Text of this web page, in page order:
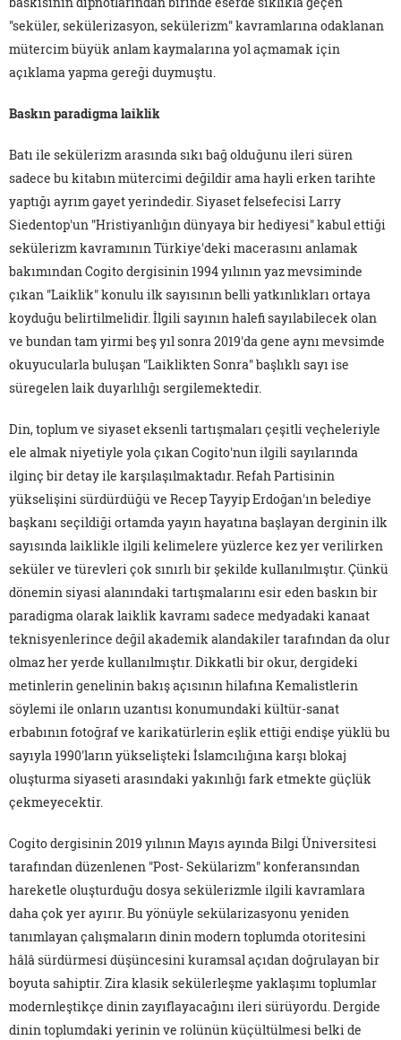
"seküler, sekülerizasyon, sekülerizm" kavramlarına odaklanan
mütercim büyük anlam kaymalarına yol açmamak için
açıklama yapma gereği duymuştu.
Baskın paradigma laiklik
Batı ile sekülerizm arasında sıkı bağ olduğunu ileri süren
sadece bu kitabın mütercimi değildir ama hayli erken tarihte
yaptığı ayrım gayet yerindedir. Siyaset felsefecisi Larry
Siedentop'un "Hristiyanlığın dünyaya bir hediyesi" kabul ettiği
sekülerizm kavramının Türkiye'deki macerasını anlamak
bakımından Cogito dergisinin 1994 yılının yaz mevsiminde
çıkan "Laiklik" konulu ilk sayısının belli yatkınlıkları ortaya
koyduğu belirtilmelidir. İlgili sayının halefi sayılabilecek olan
ve bundan tam yirmi beş yıl sonra 2019'da gene aynı mevsimde
okuyucularla buluşan "Laiklikten Sonra" başlıklı sayı ise
süregelen laik duyarlılığı sergilemektedir.
Din, toplum ve siyaset eksenli tartışmaları çeşitli veçheleriyle
ele almak niyetiyle yola çıkan Cogito'nun ilgili sayılarında
ilginç bir detay ile karşılaşılmaktadır. Refah Partisinin
yükselişini sürdürdüğü ve Recep Tayyip Erdoğan'ın belediye
başkanı seçildiği ortamda yayın hayatına başlayan derginin ilk
sayısında laiklikle ilgili kelimelere yüzlerce kez yer verilirken
seküler ve türevleri çok sınırlı bir şekilde kullanılmıştır. Çünkü
dönemin siyasi alanındaki tartışmalarını esir eden baskın bir
paradigma olarak laiklik kavramı sadece medyadaki kanaat
teknisyenlerince değil akademik alandakiler tarafından da olur
olmaz her yerde kullanılmıştır. Dikkatli bir okur, dergideki
metinlerin genelinin bakış açısının hilafına Kemalistlerin
söylemi ile onların uzantısı konumundaki kültür-sanat
erbabının fotoğraf ve karikatürlerin eşlik ettiği endişe yüklü bu
sayıyla 1990'ların yükselişteki İslamcılığına karşı blokaj
oluşturma siyaseti arasındaki yakınlığı fark etmekte güçlük
çekmeyecektir.
Cogito dergisinin 2019 yılının Mayıs ayında Bilgi Üniversitesi
tarafından düzenlenen "Post- Sekülarizm" konferansından
hareketle oluşturduğu dosya sekülerizmle ilgili kavramlara
daha çok yer ayırır. Bu yönüyle sekülarizasyonu yeniden
tanımlayan çalışmaların dinin modern toplumda otoritesini
hâlâ sürdürmesi düşüncesini kuramsal açıdan doğrulayan bir
boyuta sahiptir. Zira klasik sekülerleşme yaklaşımı toplumlar
modernleştikçe dinin zayıflayacağını ileri sürüyordu. Dergide
dinin toplumdaki yerinin ve rolünün küçültülmesi belki de